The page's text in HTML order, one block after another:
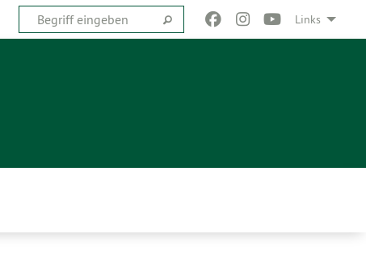
Links